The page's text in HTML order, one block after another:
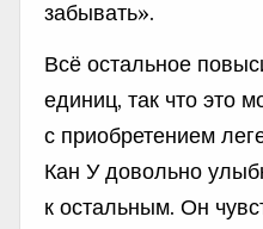
забывать».
Всё остальное
единиц, так что это
с приобретением
Кан У довольно
к остальным. Он